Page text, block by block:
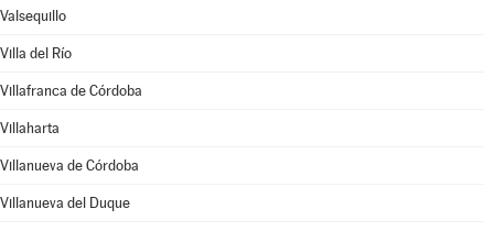
Valsequillo
Villa del Río
Villafranca de Córdoba
Villaharta
Villanueva de Córdoba
Villanueva del Duque